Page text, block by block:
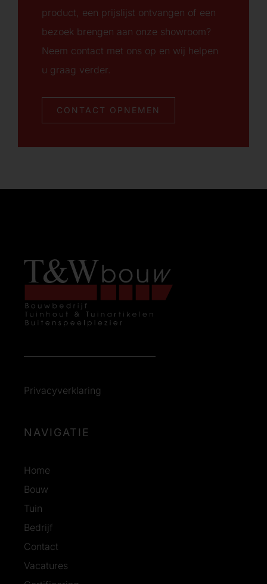
product, een prijslijst ontvangen of een
bezoek brengen aan onze showroom?
Neem contact met ons op en wij helpen
u graag verder.
CONTACT OPNEMEN
Privacyverklaring
NAVIGATIE
Home
Bouw
Tuin
Bedrijf
Contact
Vacatures